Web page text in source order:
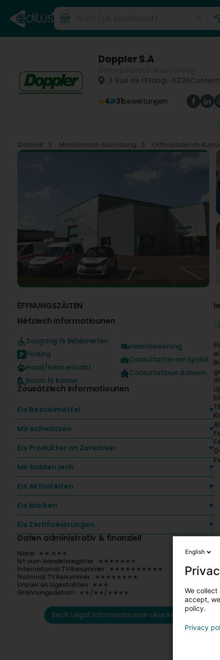
Doppler S.A
3 Rue de l'EtangL-5326
4 31bewertungen
Startsäit Medizinesch Ausrüstung Orthopädesch
ËFFNUNGSZÄITEN
Nëtzlech Informatiounen
Zougang fir Behënnerten
Parking
Hond/Hënn erlaabt
Raum fir Kanner
Heemliwwerung
Consultation am Spidol
Consultatioun doheem
Zousätzlech Informatiounen
Eis Bezuelmëttel
Mir schwätzen
Eis Produkter an Zerwisser
Mir bidden Iech
Eis Aktivitéiten
Eis Marken
Eis Zertifizéierungen
Daten administrativ & finanziell
Nace : ∗∗.∗∗∗
N° vum Handelsregister : ∗∗∗∗∗∗∗
International TVAsnummer : ∗∗∗∗∗∗∗∗∗∗
National TVAsnummer : ∗∗∗∗∗∗∗∗
Unzuel un Ugestallten : ∗∗∗
Grënnungsdatum : ∗∗/∗∗/∗∗∗∗
Sech Legal Informatiounen ukucken
English
We
accept,
policy.
Privacy